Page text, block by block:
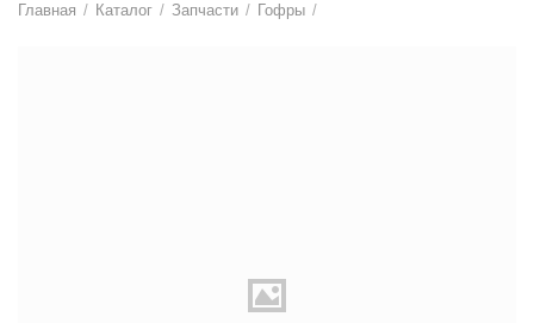
Главная / Каталог / Запчасти / Гофры /